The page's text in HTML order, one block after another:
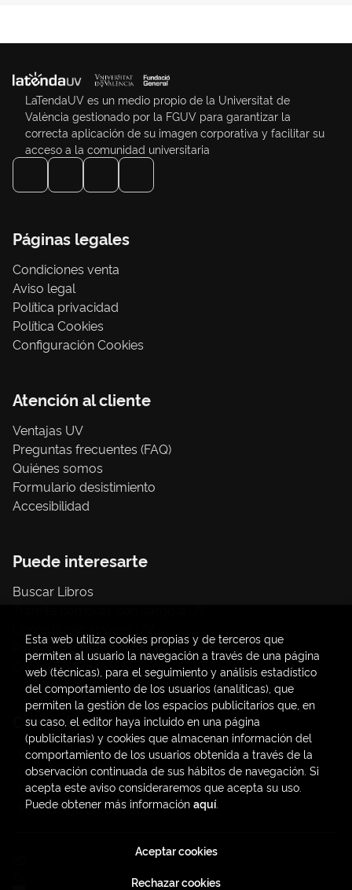
LaTendaUV es un medio propio de la Universitat de
València gestionado por la FGUV para garantizar la
correcta aplicación de su imagen corporativa y facilitar su
acceso a la comunidad universitaria
Páginas legales
Condiciones venta
Aviso legal
Política privacidad
Política Cookies
Configuración Cookies
Atención al cliente
Ventajas UV
Preguntas frecuentes (FAQ)
Quiénes somos
Formulario desistimiento
Accesibilidad
Puede interesarte
Buscar Libros
Papelería / material oficina
Consumo Sostenible
Contacto
C/ Amadeo de Saboya, 4
(+34) 963828968
latendauv@fundacio.es
Formulario de contacto
. Todos los Derechos Reservados |
Esta web utiliza cookies propias y de terceros que
permiten al usuario la navegación a través de una página
web (técnicas), para el seguimiento y análisis estadístico
del comportamiento de los usuarios (analíticas), que
permiten la gestión de los espacios publicitarios que, en
su caso, el editor haya incluido en una página
(publicitarias) y cookies que almacenan información del
comportamiento de los usuarios obtenida a través de la
observación continuada de sus hábitos de navegación. Si
acepta este aviso consideraremos que acepta su uso.
Puede obtener más información aquí.
Rechazar cookies
Aceptar cookies